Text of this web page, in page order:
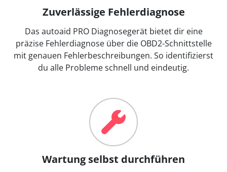
Zuverlässige Fehlerdiagnose
Das autoaid PRO Diagnosegerät bietet dir eine
präzise Fehlerdiagnose über die OBD2-Schnittstelle
mit genauen Fehlerbeschreibungen. So identifizierst
du alle Probleme schnell und eindeutig.
Wartung selbst durchführen